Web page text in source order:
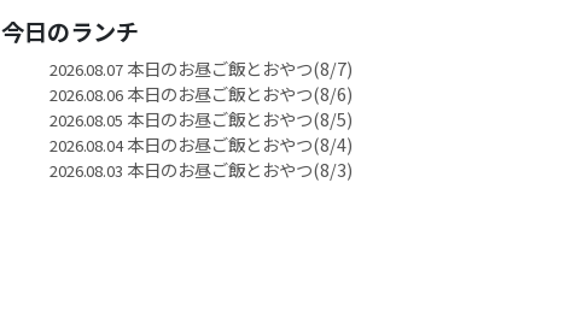
今日のランチ
2026.08.07本日のお昼ご飯とおやつ(8/7)
2026.08.06本日のお昼ご飯とおやつ(8/6)
2026.08.05 本日のお昼ご飯とおやつ(8/5)
2026.08.04本日のお昼ご飯とおやつ(8/4)
2026.08.03 本日のお昼ご飯とおやつ(8/3)